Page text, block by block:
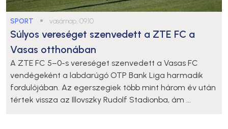
SPORT ● vasárnap, 09:10
Súlyos vereséget szenvedett a ZTE FC a
Vasas otthonában
A ZTE FC 5–0-s vereséget szenvedett a Vasas FC
vendégeként a labdarúgó OTP Bank Liga harmadik
fordulójában. Az egerszegiek több mint három év után
tértek vissza az Illovszky Rudolf Stadionba, ám ...